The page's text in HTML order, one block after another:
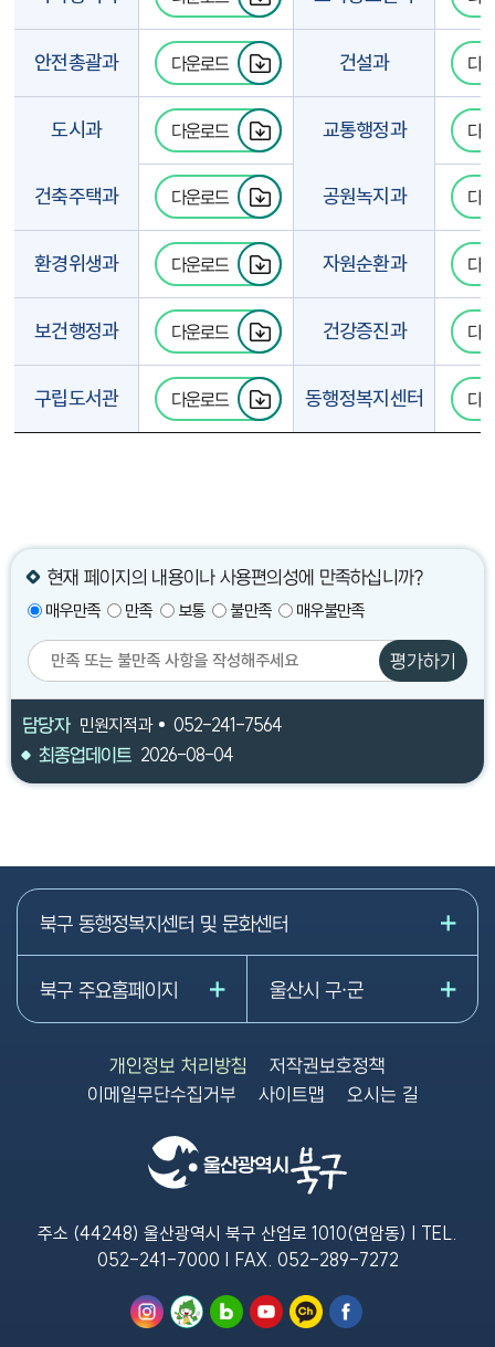
안전총괄과 다운로드 건설과 다
도시과 다운로드 교통행정과 다
건축주택과 다운로드 공원녹지과 다
환경위생과 다운로드 자원순환과 다
보건행정과 다운로드 건강증진과 다
구립도서관 다운로드 동행정복지센터 다
현재 페이지의 내용이나 사용편의성에 만족하십니까?
매우만족 만족 보통 불만족 매우불만족
평가하기
담당자 민원지적과
052-241-7564
최종업데이트 2026-08-04
북구 동행정복지센터 및 문화센터
북구 주요홈페이지 울산시 구·군
개인정보 처리방침
저작권보호정책
이메일무단수집거부
사이트맵 오시는 길
주소 (44248) 울산광역시 북구 산업로 1010(연암동) | TEL.
052-241-7000 | FAX. 052-289-7272